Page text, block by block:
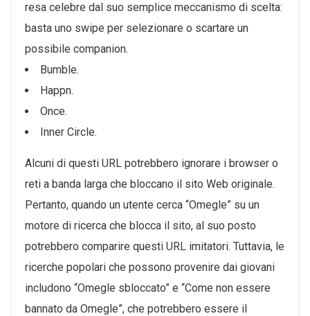
resa celebre dal suo semplice meccanismo di scelta:
basta uno swipe per selezionare o scartare un
possibile companion.
Bumble.
Happn.
Once.
Inner Circle.
Alcuni di questi URL potrebbero ignorare i browser o
reti a banda larga che bloccano il sito Web originale.
Pertanto, quando un utente cerca “Omegle” su un
motore di ricerca che blocca il sito, al suo posto
potrebbero comparire questi URL imitatori. Tuttavia, le
ricerche popolari che possono provenire dai giovani
includono “Omegle sbloccato” e “Come non essere
bannato da Omegle”, che potrebbero essere il